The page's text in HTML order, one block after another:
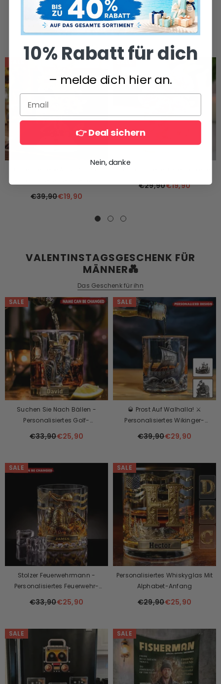
VALENTINSTAGSGESCHENKE FÜR
FRAUEN🎁
Geschenk für sie
€39,90€19,90
SALE
€29,90€19,90
VALENTINSTAGSGESCHENK FÜR
MÄNNER💑
Das Geschenk für ihn
SALE
Suchen Sie Nach Bällen -
Personalisiertes Golf-
€33,90€25,90
SALE
🥃 Prost Auf Walhalla! ⚔️
Personalisiertes Wikinger-
Krieger In Dir!
€39,90€29,90
SALE
Stolzer Feuerwehrmann -
Personalisiertes Feuerwehr-
€33,90€25,90
SALE
Personalisiertes Whiskyglas Mit
Alphabet-Anfang
€29,90€25,90
SALE SALE
10% Rabatt für dich
– melde dich hier an.
👉 Deal sichern
Nein, danke